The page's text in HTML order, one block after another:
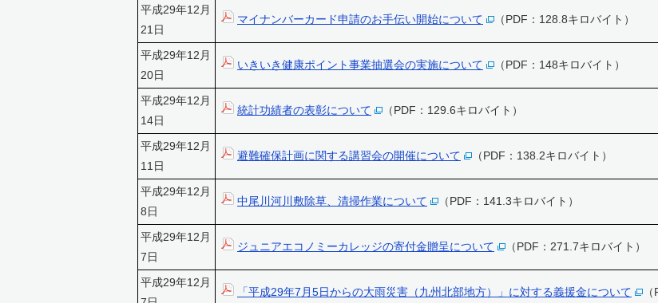
平成29年12月
21日
マイナンバーカード申請のお手伝い開始について （PDF：128.8キロバイト）
平成29年12月
20日
いきいき健康ポイント事業抽選会の実施について （PDF：148キロバイト）
平成29年12月
14日
統計功績者の表彰について （PDF：129.6キロバイト）
平成29年12月
11日
避難確保計画に関する講習会の開催について （PDF：138.2キロバイト）
平成29年12月
8日
中尾川河川敷除草、清掃作業について （PDF：141.3キロバイト）
平成29年12月
7日
ジュニアエコノミーカレッジの寄付金贈呈について （PDF：271.7キロバイト）
平成29年12月
「平成29年7月5日からの大雨災害（九州北部地方）」に対する義援金について